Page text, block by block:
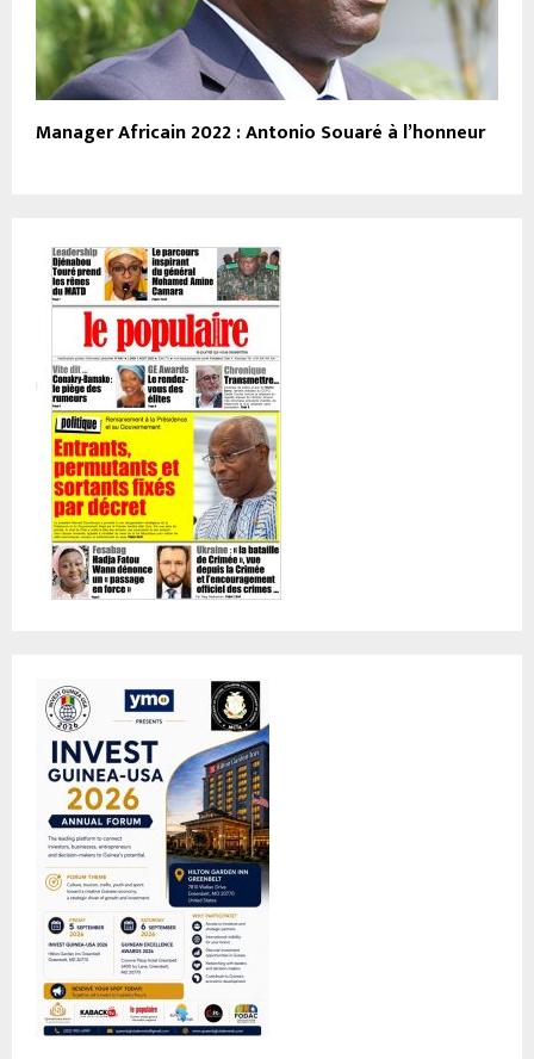
Manager Africain 2022 : Antonio Souaré à l’honneur